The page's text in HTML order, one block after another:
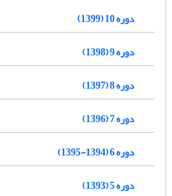
دوره 10 (1399)
دوره 9 (1398)
دوره 8 (1397)
دوره 7 (1396)
دوره 6 (1394-1395)
دوره 5 (1393)